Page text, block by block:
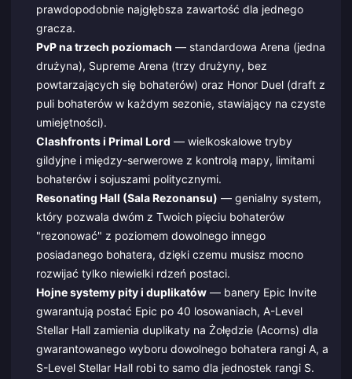
prawdopodobnie najgłębsza zawartość dla jednego
gracza.
PvP na trzech poziomach — standardowa Arena (jedna
drużyna), Supreme Arena (trzy drużyny, bez
powtarzających się bohaterów) oraz Honor Duel (draft z
puli bohaterów w każdym sezonie, stawiający na czyste
umiejętności).
Clashfronts i Primal Lord — wielkoskalowe tryby
gildyjne i między-serwerowe z kontrolą mapy, limitami
bohaterów i sojuszami politycznymi.
Resonating Hall (Sala Rezonansu) — genialny system,
który pozwala dwóm z Twoich pięciu bohaterów
"rezonować" z poziomem dowolnego innego
posiadanego bohatera, dzięki czemu musisz mocno
rozwijać tylko niewielki rdzeń postaci.
Hojne systemy pity i duplikatów— banery Epic Invite
gwarantują postać Epic po 40 losowaniach, A-Level
Stellar Hall zamienia duplikaty na Żołędzie (Acorns) dla
gwarantowanego wyboru dowolnego bohatera rangi A, a
S-Level Stellar Hall robi to samo dla jednostek rangi S.